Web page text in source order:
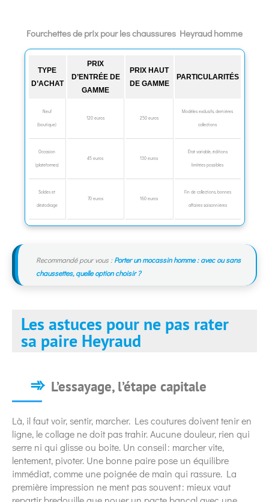
Fourchettes de prix pour les chaussures Heyraud homme
TYPE
D’ACHAT
PRIX
D’ENTRÉE DE
GAMME
PRIX HAUT
DE GAMME
PARTICULARITÉS
Neuf
(boutique)
120 euros 250 euros
Modèles exclusifs, dernières
collections
Occasion
(plateformes)
45 euros 130 euros
État variable, éditions
limitées possibles
Soldes et
déstockage
70 euros 160 euros
Fin de collections, bonnes
affaires saisonnières
Recommandé pour vous : Porter un mocassin homme : avec ou sans
chaussettes, quelle option choisir ?
Les astuces pour ne pas rater
sa paire Heyraud
L’essayage, l’étape capitale
Là, il faut voir, sentir, marcher. Les coutures doivent tenir en
ligne, le collage ne doit pas trahir. Aucune douleur, rien qui
serre ni qui glisse ou boite. Un conseil : marcher vite,
lentement, pivoter. Une bonne paire pose un équilibre
immédiat, comme une poignée de main qui rassure. La
première impression ne ment pas souvent : mieux vaut